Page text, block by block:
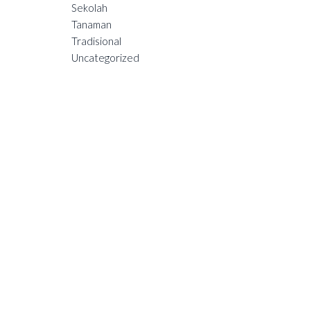
Sekolah
Tanaman
Tradisional
Uncategorized